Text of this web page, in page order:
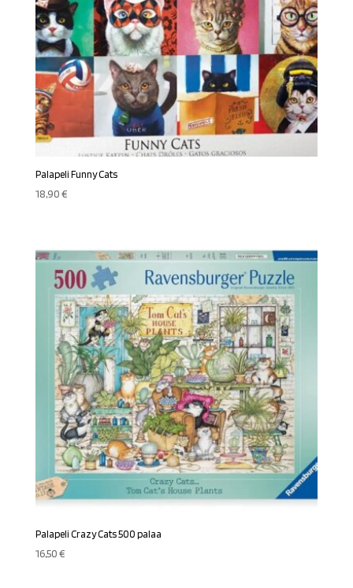
Palapeli Funny Cats
18,90€
Palapeli Crazy Cats 500 palaa
16,50€